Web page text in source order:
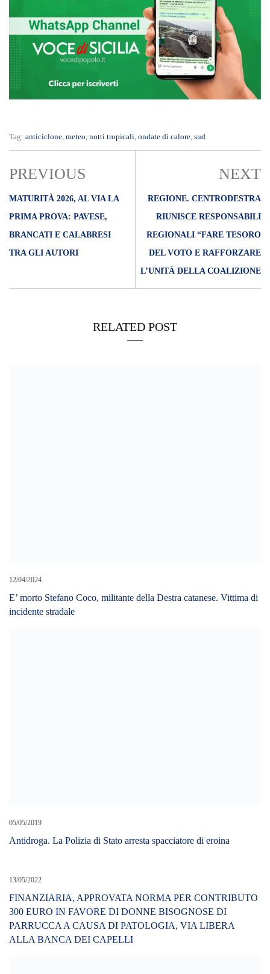
Tag: anticiclone, meteo, notti tropicali, ondate di calore, sud
PREVIOUS
MATURITÀ 2026, AL VIA LA
PRIMA PROVA: PAVESE,
BRANCATI E CALABRESI
TRA GLI AUTORI
NEXT
REGIONE. CENTRODESTRA
RIUNISCE RESPONSABILI
REGIONALI “FARE TESORO
DEL VOTO E RAFFORZARE
L’UNITÀ DELLA COALIZIONE
RELATED POST
12/04/2024
E’ morto Stefano Coco, militante della Destra catanese. Vittima di
incidente stradale
05/05/2019
Antidroga. La Polizia di Stato arresta spacciatore di eroina
13/05/2022
FINANZIARIA, APPROVATA NORMA PER CONTRIBUTO
300 EURO IN FAVORE DI DONNE BISOGNOSE DI
PARRUCCA A CAUSA DI PATOLOGIA, VIA LIBERA
ALLA BANCA DEI CAPELLI